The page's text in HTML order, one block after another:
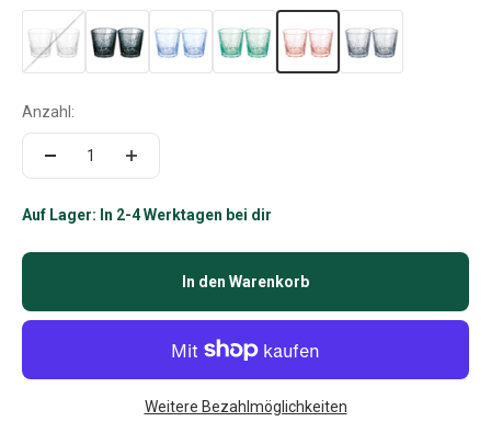
Anzahl:
Auf Lager: In 2-4 Werktagen bei dir
In den Warenkorb
Weitere Bezahlmöglichkeiten